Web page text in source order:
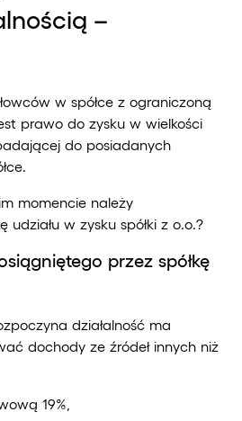
–
w spółce z ograniczoną
prawo do zysku w wielkości
do posiadanych
momencie należy
w zysku spółki z o.o.?
przez spółkę
działalność ma
dochody ze źródeł innych niż
19%,